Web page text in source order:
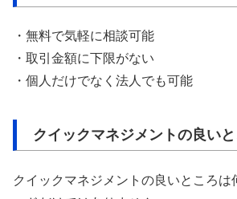
・無料で気軽に相談可能
・取引金額に下限がない
・個人だけでなく法人でも可能
クイックマネジメントの良い
クイックマネジメントの良いところは